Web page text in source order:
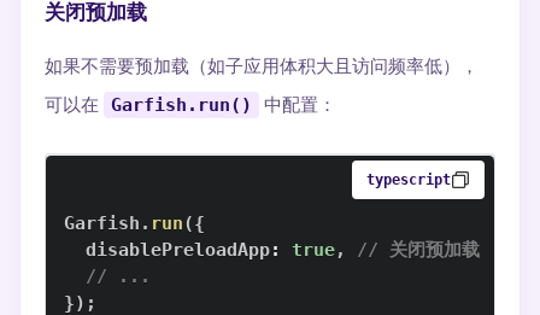
关闭预加载
如果不需要预加载（如子应用体积大且访问频率低），
可以在
Garfish.run() 中配置：
typescript
Garfish . run({
  disablePreloadApp
: true,
// 关闭预加载
// ...
}) ;